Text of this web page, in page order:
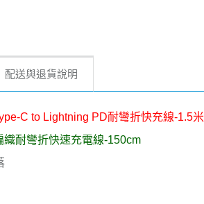
配送與退貨說明
C to Lightning PD耐彎折快充線-1.5米
耐彎折快速充電線-150cm